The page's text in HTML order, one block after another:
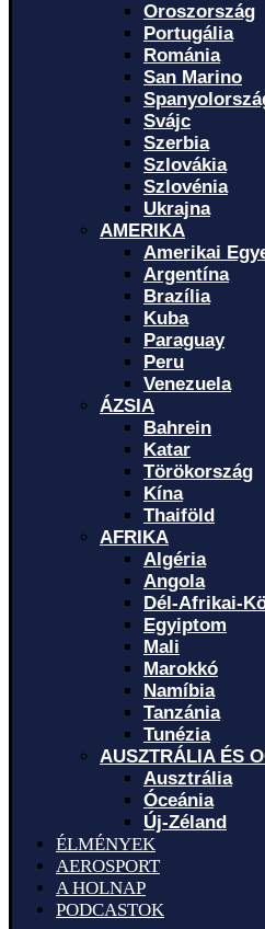
Oroszország
Portugália
Románia
San Marino
Svájc
Szerbia
Szlovákia
Szlovénia
Ukrajna
AMERIKA
Amerikai
Argentína
Brazília
Kuba
Paraguay
Peru
Venezuela
ÁZSIA
Bahrein
Katar
Törökország
Kína
Thaiföld
AFRIKA
Algéria
Angola
Dél-Afrikai-
Egyiptom
Mali
Marokkó
Namíbia
Tanzánia
Tunézia
AUSZTRÁLIA ÉS
Ausztrália
Óceánia
Új-Zéland
ÉLMÉNYEK
AEROSPORT
A HOLNAP
PODCASTOK